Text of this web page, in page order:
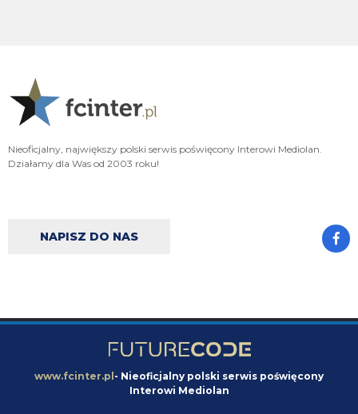
Wiem, że on tutaj coś pisał, pewnie ma w zwyczaju też czytać i pompować
sobie ego na każdą wspominkę o nim xD Żałosny typek
Ooo Bartman zjebus mnie zbanował za to, że nazwałem czczonego przez
niego w poście wspominkowym faszola z Lazio - Fabrizio Piscittelego
07.08.2026 16:14
Nieoficjalny, największy polski serwis poświęcony Interowi Mediolan.
Działamy dla Was od 2003 roku!
NAPISZ DO NAS
www.fcinter.pl- Nieoficjalny polski serwis poświęcony
Interowi Mediolan